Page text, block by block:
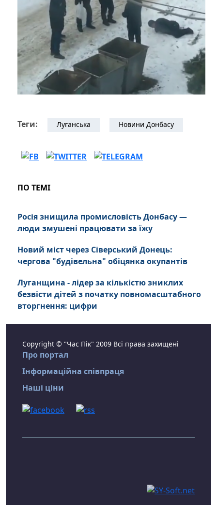
Теги: Луганська Новини Донбасу
ПО ТЕМІ
Росія знищила промисловість Донбасу —
люди змушені працювати за їжу
Новий міст через Сіверський Донець:
чергова "будівельна" обіцянка окупантів
Луганщина - лідер за кількістю зниклих
безвісти дітей з початку повномасштабного
вторгнення: цифри
Copyright © "Час Пік" 2009 Всі права захищені
Про портал
Інформаційна співпраця
Наші ціни